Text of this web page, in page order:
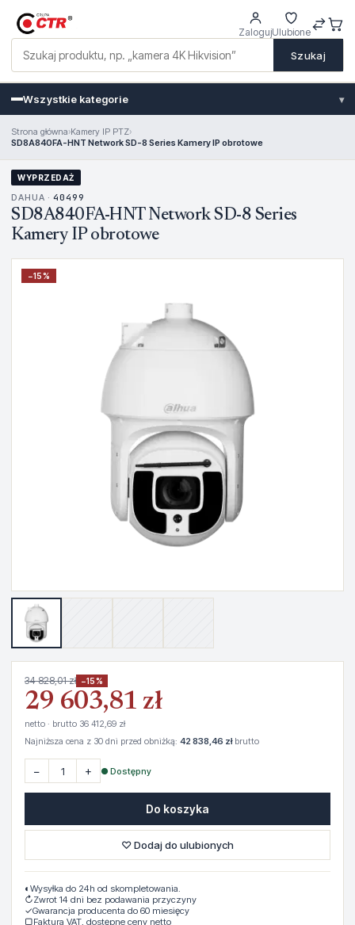
Szukaj
ZalogujUlubione
Wszystkie kategorie ▾
Strona główna›Kamery IP PTZ›
SD8A840FA-HNT Network SD-8 Series Kamery IP obrotowe
WYPRZEDAŻ
DAHUA · 40499
SD8A840FA-HNT Network SD-8 Series
Kamery IP obrotowe
−15%
34 828,01 zł −15%
29 603,81 zł
netto · brutto 36 412,69 zł
Najniższa cena z 30 dni przed obniżką: 42 838,46 złbrutto
− + ● Dostępny
Do koszyka
♡ Dodaj do ulubionych
◐ Wysyłka do 24h od skompletowania.
↻Zwrot 14 dni bez podawania przyczyny
✓Gwarancja producenta do 60 miesięcy
▢Faktura VAT, dostępne ceny netto